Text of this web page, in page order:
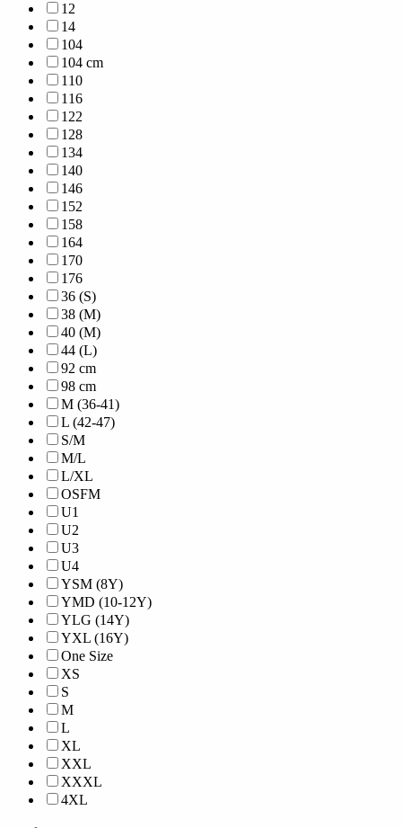
12
14
104
104 cm
110
116
122
128
134
140
146
152
158
164
170
176
36 (S)
38 (M)
40 (M)
44 (L)
92 cm
98 cm
M (36-41)
L (42-47)
S/M
M/L
L/XL
OSFM
U1
U2
U3
U4
YSM (8Y)
YMD (10-12Y)
YLG (14Y)
YXL (16Y)
One Size
XS
S
M
L
XL
XXL
XXXL
4XL